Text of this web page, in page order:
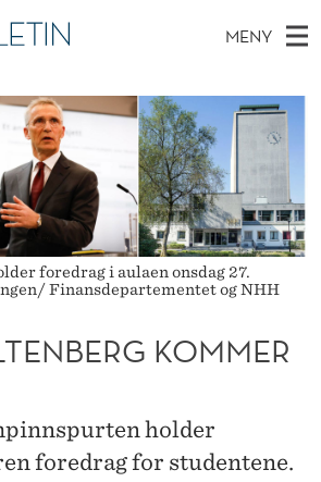
MENY
forskerprofiler
foredrag i aulaen onsdag 27.
Finansdepartementet og NHH
KOMMER
holder
foredrag for studentene.